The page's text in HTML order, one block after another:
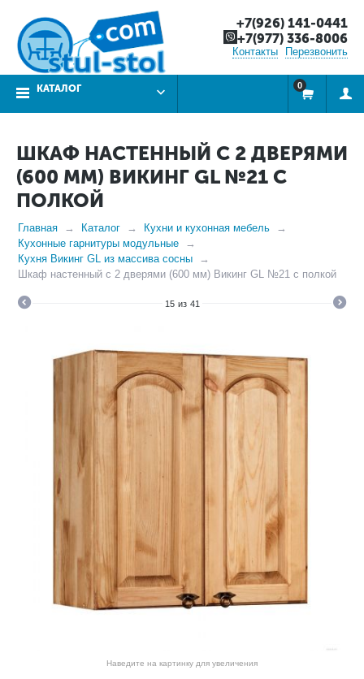
+7(926) 141-0441
+7(977) 336-8006
Контакты Перезвонить
КАТАЛОГ 0
ШКАФ НАСТЕННЫЙ С 2 ДВЕРЯМИ
(600 ММ) ВИКИНГ GL №21 С
ПОЛКОЙ
Главная Каталог
Кухни и кухонная мебель
Кухонные гарнитуры модульные
Кухня Викинг GL из массива сосны
Шкаф настенный с 2 дверями (600 мм) Викинг GL №21 с полкой
15 из 41
Наведите на картинку для увеличения